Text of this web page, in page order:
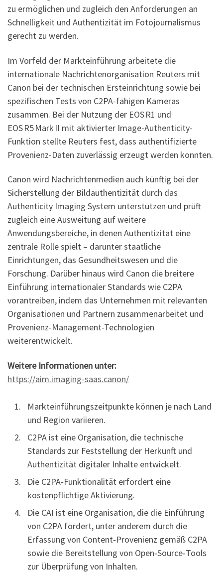
zu ermöglichen und zugleich den Anforderungen an
Schnelligkeit und Authentizität im Fotojournalismus
gerecht zu werden.
Im Vorfeld der Markteinführung arbeitete die
internationale Nachrichtenorganisation Reuters mit
Canon bei der technischen Ersteinrichtung sowie bei
spezifischen Tests von C2PA-fähigen Kameras
zusammen. Bei der Nutzung der EOS R1 und
EOS R5 Mark II mit aktivierter Image-Authenticity-
Funktion stellte Reuters fest, dass authentifizierte
Provenienz-Daten zuverlässig erzeugt werden konnten.
Canon wird Nachrichtenmedien auch künftig bei der
Sicherstellung der Bildauthentizität durch das
Authenticity Imaging System unterstützen und prüft
zugleich eine Ausweitung auf weitere
Anwendungsbereiche, in denen Authentizität eine
zentrale Rolle spielt – darunter staatliche
Einrichtungen, das Gesundheitswesen und die
Forschung. Darüber hinaus wird Canon die breitere
Einführung internationaler Standards wie C2PA
vorantreiben, indem das Unternehmen mit relevanten
Organisationen und Partnern zusammenarbeitet und
Provenienz-Management-Technologien
weiterentwickelt.
Weitere Informationen unter:
https://aim.imaging-saas.canon/
Markteinführungszeitpunkte können je nach Land
und Region variieren.
C2PA ist eine Organisation, die technische
Standards zur Feststellung der Herkunft und
Authentizität digitaler Inhalte entwickelt.
Die C2PA‑Funktionalität erfordert eine
kostenpflichtige Aktivierung.
Die CAI ist eine Organisation, die die Einführung
von C2PA fördert, unter anderem durch die
Erfassung von Content‑Provenienz gemäß C2PA
sowie die Bereitstellung von Open‑Source‑Tools
zur Überprüfung von Inhalten.